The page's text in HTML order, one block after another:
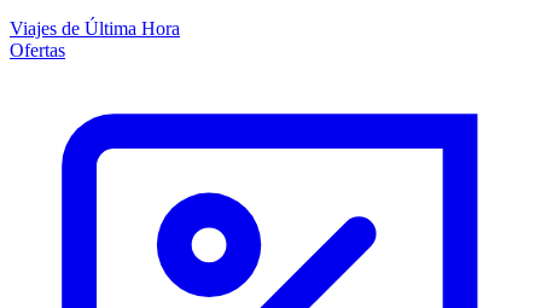
Viajes de Última Hora
Ofertas